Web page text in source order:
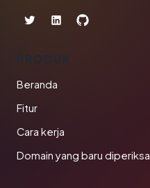
PRODUK
Beranda
Fitur
Cara kerja
Domain yang baru diperiksa